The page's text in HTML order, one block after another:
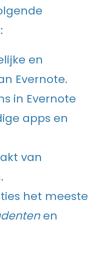
en
Evernote.
in Evernote
apps en
van
het meeste
en